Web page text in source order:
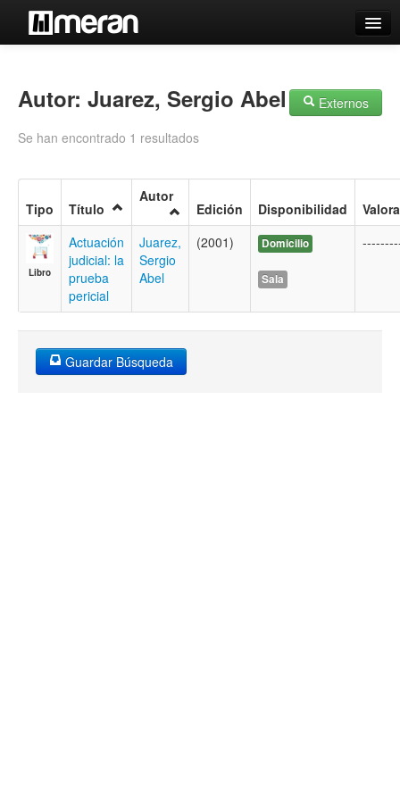
Búsqueda Avanzada
Contacto
Iniciar sesión
Externos
Autor: Juarez, Sergio Abel
Se han encontrado 1 resultados
Tipo Título
Autor
Edición Disponibilidad
Libro
Actuación
judicial: la
prueba
pericial
Juarez,
Sergio
Abel
(2001) Domicilio
Sala
Guardar Búsqueda